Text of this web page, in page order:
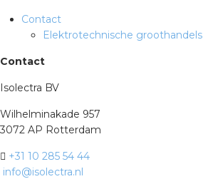
Contact
Elektrotechnische groothandels
Contact
Isolectra BV
Wilhelminakade 957
3072 AP Rotterdam
+31 10 285 54 44
info@isolectra.nl